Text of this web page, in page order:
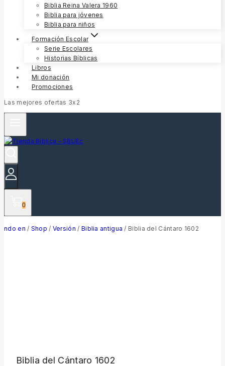
Biblia Reina Valera 1960
Biblia para jóvenes
Biblia para niños
Formación Escolar
Serie Escolares
Historias Bíblicas
Libros
Mi donación
Promociones
Las mejores ofertas 3x2
0
ndo en / Shop / Versión / Biblia antigua / Biblia del Cántaro 1602
Biblia del Cántaro 1602